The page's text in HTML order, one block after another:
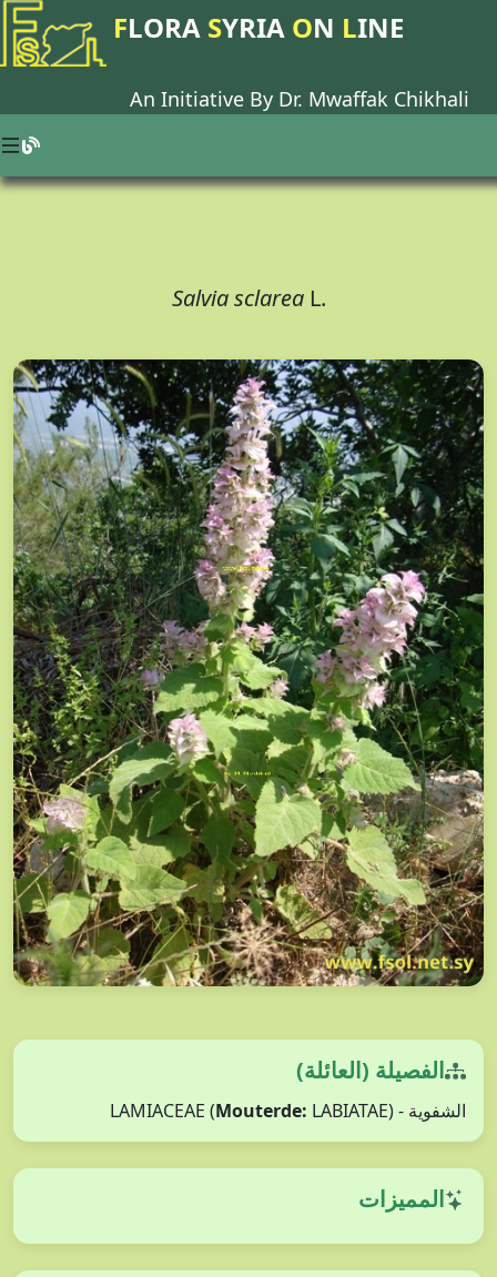
FLORA SYRIA ON LINE
An Initiative By Dr. Mwaffak Chikhali
Salvia sclarea L.
الفصيلة (العائلة)
الشفوية - LAMIACEAE ( Mouterde: LABIATAE)
المميزات